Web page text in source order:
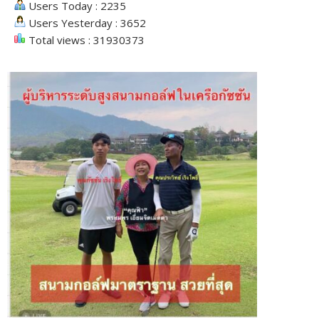
Users Today : 2235
Users Yesterday : 3652
Total views : 31930373